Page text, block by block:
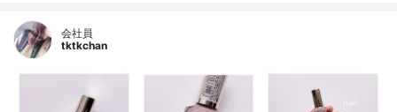
会社員
tktkchan